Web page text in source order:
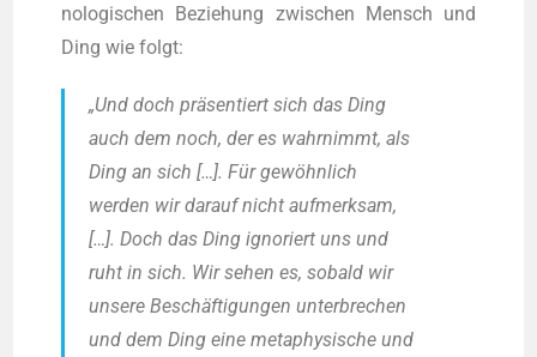
no­lo­gi­schen Bezie­hung zwi­schen Mensch und
Ding wie folgt:
„Und doch prä­sen­tiert sich das Ding
auch dem noch, der es wahr­nimmt, als
Ding an sich […]. Für gewöhn­lich
wer­den wir dar­auf nicht auf­merk­sam,
[…]. Doch das Ding igno­riert uns und
ruht in sich. Wir sehen es, sobald wir
unse­re Beschäf­ti­gun­gen unter­bre­chen
und dem Ding eine meta­phy­si­sche und